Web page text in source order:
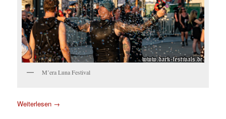
M’era Luna Festival
Weiterlesen →